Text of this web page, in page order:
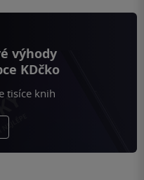
výhody
KDčko
tisíce knih